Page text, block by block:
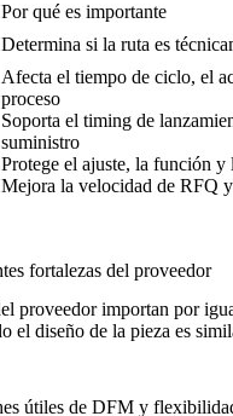
Por qué es importante
Determina si la ruta es
Afecta el tiempo de ciclo, el
proceso
Soporta el timing de
suministro
Protege el ajuste, la función y
Mejora la velocidad de RFQ
fortalezas del proveedor
proveedor importan por
el diseño de la pieza es
útiles de DFM y